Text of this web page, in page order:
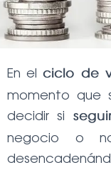
En elciclo de
momento que
decidir si
negocio o